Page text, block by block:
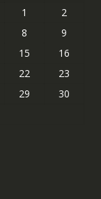
1
2
8
9
15
16
22
23
29
30